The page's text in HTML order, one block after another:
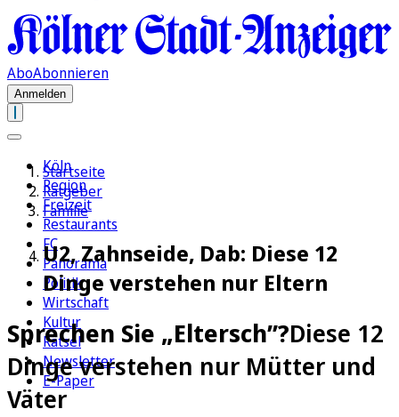
AboAbonnieren
Anmelden
Köln
Region
Freizeit
Restaurants
FC
Panorama
Politik
Wirtschaft
Kultur
Rätsel
Newsletter
E-Paper
Startseite
Ratgeber
Familie
U2, Zahnseide, Dab: Diese 12
Dinge verstehen nur Eltern
Sprechen Sie „Eltersch”?Diese 12
Dinge verstehen nur Mütter und
Väter